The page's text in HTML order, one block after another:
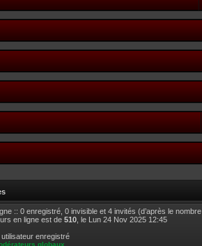
:: 0 enregistré, 0 invisible et 4 invités (d’après le
en ligne est de 510 , le Lun 24 Nov 2025 12:45
enregistré
globaux